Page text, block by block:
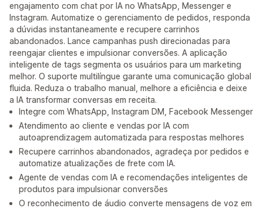
engajamento com chat por IA no WhatsApp, Messenger e
Instagram. Automatize o gerenciamento de pedidos, responda
a dúvidas instantaneamente e recupere carrinhos
abandonados. Lance campanhas push direcionadas para
reengajar clientes e impulsionar conversões. A aplicação
inteligente de tags segmenta os usuários para um marketing
melhor. O suporte multilíngue garante uma comunicação global
fluida. Reduza o trabalho manual, melhore a eficiência e deixe
a IA transformar conversas em receita.
Integre com WhatsApp, Instagram DM, Facebook Messenger
Atendimento ao cliente e vendas por IA com
autoaprendizagem automatizada para respostas melhores
Recupere carrinhos abandonados, agradeça por pedidos e
automatize atualizações de frete com IA.
Agente de vendas com IA e recomendações inteligentes de
produtos para impulsionar conversões
O reconhecimento de áudio converte mensagens de voz em